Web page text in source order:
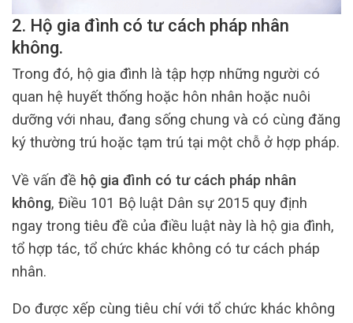
2. Hộ gia đình có tư cách pháp nhân
không.
Trong đó, hộ gia đình là tập hợp những người có
quan hệ huyết thống hoặc hôn nhân hoặc nuôi
dưỡng với nhau, đang sống chung và có cùng đăng
ký thường trú hoặc tạm trú tại một chỗ ở hợp pháp.
Về vấn đề hộ gia đình có tư cách pháp nhân
không, Điều 101 Bộ luật Dân sự 2015 quy định
ngay trong tiêu đề của điều luật này là hộ gia đình,
tổ hợp tác, tổ chức khác không có tư cách pháp
nhân.
Do được xếp cùng tiêu chí với tổ chức khác không